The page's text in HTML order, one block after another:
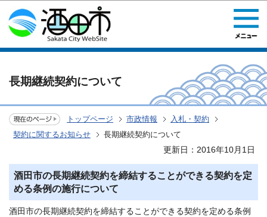
このページの本文へ移動
長期継続契約について
トップページ 市政情報
入札・契約
契約に関するお知らせ
長期継続契約について
更新日：2016年10月1日
酒田市の長期継続契約を締結することができる契約を定
める条例の施行について
酒田市の長期継続契約を締結することができる契約を定める条例